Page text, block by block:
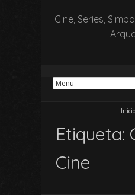
Cine, Series,
Inicio
Etiqueta:
Cine